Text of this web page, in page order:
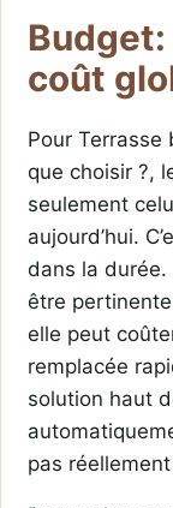
coût
Pour Terrasse
que choisir ?,
seulement
aujourd’hui.
dans la
être
elle peut
remplacée
solution haut
pas